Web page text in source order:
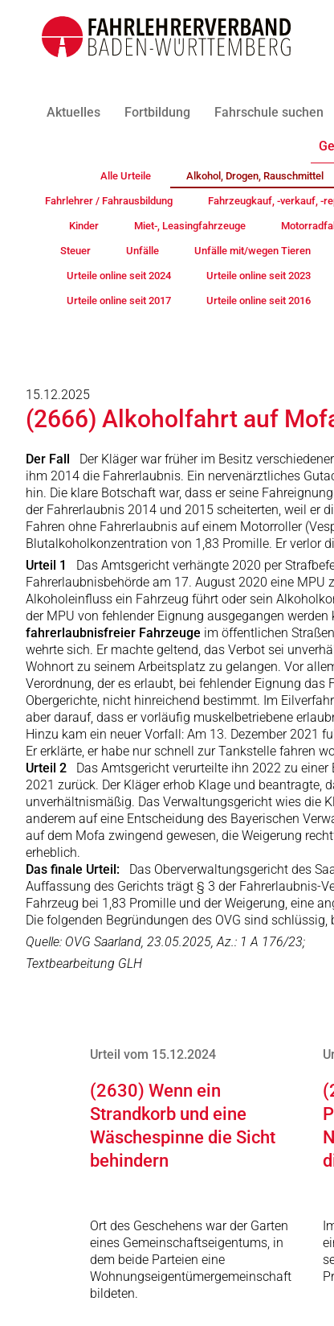
Aktuelles Fortbildung Fahrschule suchen
Alle Urteile Alkohol, Drogen, Rauschmittel
Fahrlehrer / Fahrausbildung Fahrzeugkauf, -verkauf, -
Kinder Miet-, Leasingfahrzeuge
Steuer Unfälle Unfälle mit/wegen Tieren
Urteile online seit 2024 Urteile online seit 2023
Urteile online seit 2017 Urteile online seit 2016
15.12.2025
(2666) Alkoholfahrt auf
Der Fall Der Kläger war früher im Besitz
ihm 2014 die Fahrerlaubnis. Ein nervenärztliches
hin. Die klare Botschaft war, dass er seine
der Fahrerlaubnis 2014 und 2015 scheiterten, weil er
Fahren ohne Fahrerlaubnis auf einem Motorroller
Blutalkoholkonzentration von 1,83 Promille. Er verlor
Urteil 1 Das Amtsgericht verhängte 2020 per
Fahrerlaubnisbehörde am 17. August 2020 eine MPU
Alkoholeinfluss ein Fahrzeug führt oder sein
der MPU von fehlender Eignung ausgegangen
fahrerlaubnisfreier Fahrzeuge im öffentlichen
wehrte sich. Er machte geltend, das Verbot sei
Wohnort zu seinem Arbeitsplatz zu gelangen. Vor
Verordnung, der es erlaubt, bei fehlender Eignung
Obergerichte, nicht hinreichend bestimmt. Im
aber darauf, dass er vorläufig muskelbetriebene
Hinzu kam ein neuer Vorfall: Am 13. Dezember 2021
Er erklärte, er habe nur schnell zur Tankstelle fahren
Urteil 2
Das Amtsgericht verurteilte ihn 2022 zu
2021 zurück. Der Kläger erhob Klage und beantragte,
unverhältnismäßig. Das Verwaltungsgericht wies die
anderem auf eine Entscheidung des Bayerischen
auf dem Mofa zwingend gewesen, die Weigerung
erheblich.
Das finale Urteil:
Das Oberverwaltungsgericht des
Auffassung des Gerichts trägt § 3 der Fahrerlaubnis-
Fahrzeug bei 1,83 Promille und der Weigerung, eine
Die folgenden Begründungen des OVG sind
Quelle: OVG Saarland, 23.05.2025, Az.: 1 A 176/23;
Textbearbeitung GLH
Urteil vom 15.12.2024
(2630) Wenn ein
Strandkorb und eine
Wäschespinne die Sicht
behindern
Ort des Geschehens war der Garten
eines Gemeinschaftseigentums, in
dem beide Parteien eine
Wohnungseigentümergemeinschaft
bildeten.